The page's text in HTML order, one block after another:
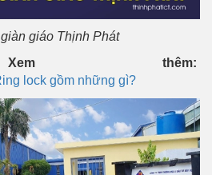
giáo Thịnh Phát
thêm:
lock gồm những gì?